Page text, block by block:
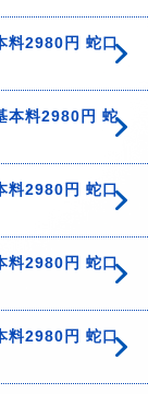
料2980円 蛇口
本料2980円 蛇
料2980円 蛇口
料2980円 蛇口
料2980円 蛇口